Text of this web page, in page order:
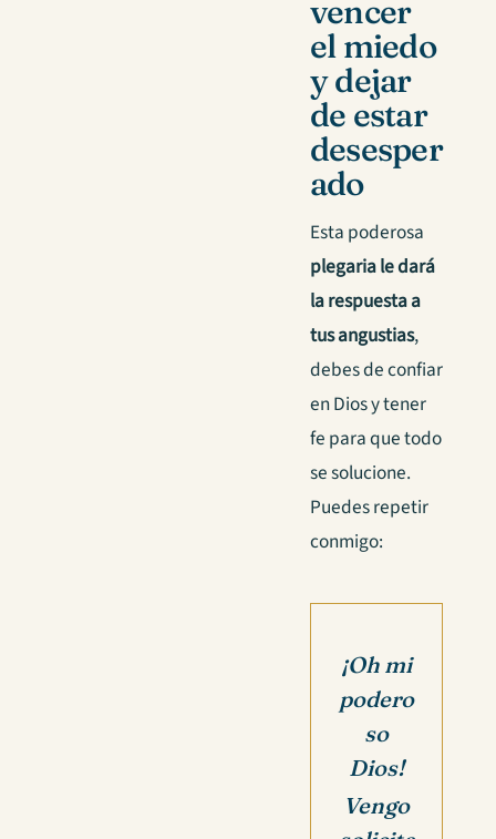
vencer
el miedo
y dejar
de estar
desesper
ado
Esta poderosa
plegaria le dará
la respuesta a
tus angustias,
debes de confiar
en Dios y tener
fe para que todo
se solucione.
Puedes repetir
conmigo:
¡Oh mi
podero
so
Dios!
Vengo